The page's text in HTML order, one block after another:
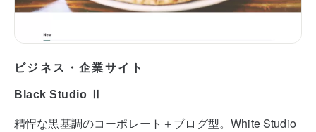
ビジネス・企業サイト
Black Studio Ⅱ
精悍な黒基調のコーポレート＋ブログ型。White Studio